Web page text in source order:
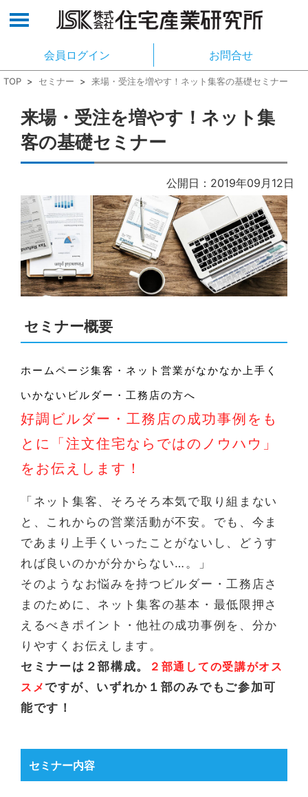
会員ログイン お問合せ
TOP > セミナー > 来場・受注を増やす！ネット集客の基礎セミナー
来場・受注を増やす！ネット集
客の基礎セミナー
公開日：2019年09月12日
セミナー概要
ホームページ集客・ネット営業がなかなか上手く
いかないビルダー・工務店の方へ
好調ビルダー・工務店の成功事例をも
とに「注文住宅ならではのノウハウ」
をお伝えします！
「ネット集客、そろそろ本気で取り組まない
と、これからの営業活動が不安。でも、今ま
であまり上手くいったことがないし、どうす
れば良いのかが分からない…。」
そのようなお悩みを持つビルダー・工務店さ
まのために、ネット集客の基本・最低限押さ
えるべきポイント・他社の成功事例を、分か
りやすくお伝えします。
セミナーは２部構成。
２部通しての受講がオス
スメですが、いずれか１部のみでもご参加可
能です！
セミナー内容